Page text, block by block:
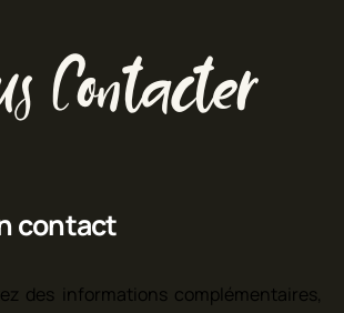
Contacter
contact
des informations complémentaires,